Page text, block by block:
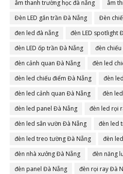
âm thanh trường học đà nẵng
âm
Đèn LED gắn trần Đà Nẵng
Đèn
đen led đà nẵng
đèn LED spotlight
đèn LED ốp trần Đà Nẵng
đèn
đèn cảnh quan Đà Nẵng
đèn led
đèn led chiếu điểm Đà Nẵng
đèn
đèn led cảnh quan Đà Nẵng
đèn
đèn led panel Đà Nẵng
đèn led rọi
đèn led sân vườn Đà Nẵng
đèn led
đèn led treo tường Đà Nẵng
đèn
đèn nhà xưởng Đà Nẵng
đèn năng
đèn panel Đà Nẵng
đèn rọi ray Đà